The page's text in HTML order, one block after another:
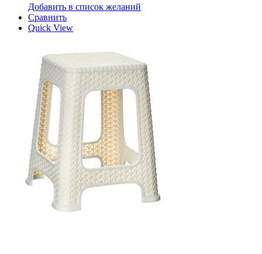
Добавить в список желаний
Сравнить
Quick View